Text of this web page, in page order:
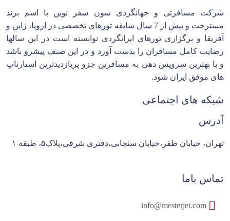
شرکت مسافرتی و جهانگردی سون سفر نوین با اسم برند
مسترجت و بیش از 7 سال سابقه تورهای تخصصی در اروپا، ژاپن و
آفریقا و برگزاری تورهای ایرانگردی توانسته است در این سالها
رضایت کامل مسافران را بدست آورد و در این صنف پیشرو باشد
و با بهترین سرویس دهی به مسافرین جزو پربازدیدترین استارتاپ
های موفق ایران شود.
شبکه های اجتماعی
آدرس
تهران، خیابان ظفر،خیابان سنجابی،دفتری شرقی،پلاک۵، طبقه ۱
تماس باما